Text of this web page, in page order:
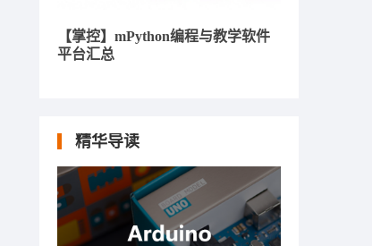
【掌控】mPython编程与教学软件
平台汇总
精华导读